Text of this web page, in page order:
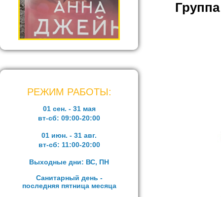
РЕЖИМ РАБОТЫ:
01 сен. - 31 мая
вт-сб: 09:00-20:00
01 июн. - 31 авг.
вт-сб: 11:00-20:00
Выходные дни: ВС, ПН
Санитарный день -
последняя пятница месяца